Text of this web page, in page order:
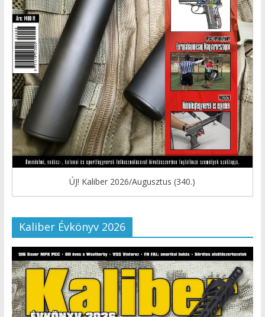
ÚJ! Kaliber 2026/Augusztus (340.)
Kaliber Évkönyv 2026